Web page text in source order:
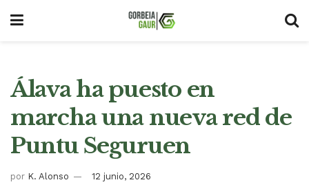
Álava ha puesto en
marcha una nueva red de
Puntu Seguruen
por K. Alonso 12 junio, 2026